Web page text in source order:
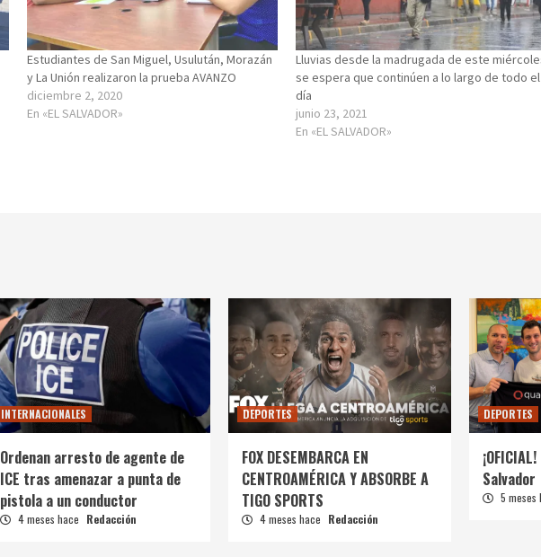
Estudiantes de San Miguel, Usulután, Morazán
y La Unión realizaron la prueba AVANZO
diciembre 2, 2020
En «EL SALVADOR»
Lluvias desde la madrugada de este
se espera que continúen a lo largo de todo el
día
junio 23, 2021
En «EL SALVADOR»
INTERNACIONALES
Ordenan arresto de agente de
ICE tras amenazar a punta de
pistola a un conductor
4 meses hace Redacción
DEPORTES
FOX DESEMBARCA EN
CENTROAMÉRICA Y ABSORBE A
TIGO SPORTS
4 meses hace Redacción
DEPORTES
Salvador
5